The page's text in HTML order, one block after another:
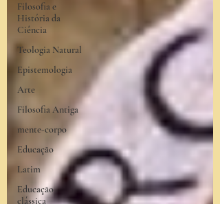
Filosofia e
História da
Ciência
Teologia Natural
Epistemologia
Arte
Filosofia Antiga
mente-corpo
Educação
Latim
Educação
clássica